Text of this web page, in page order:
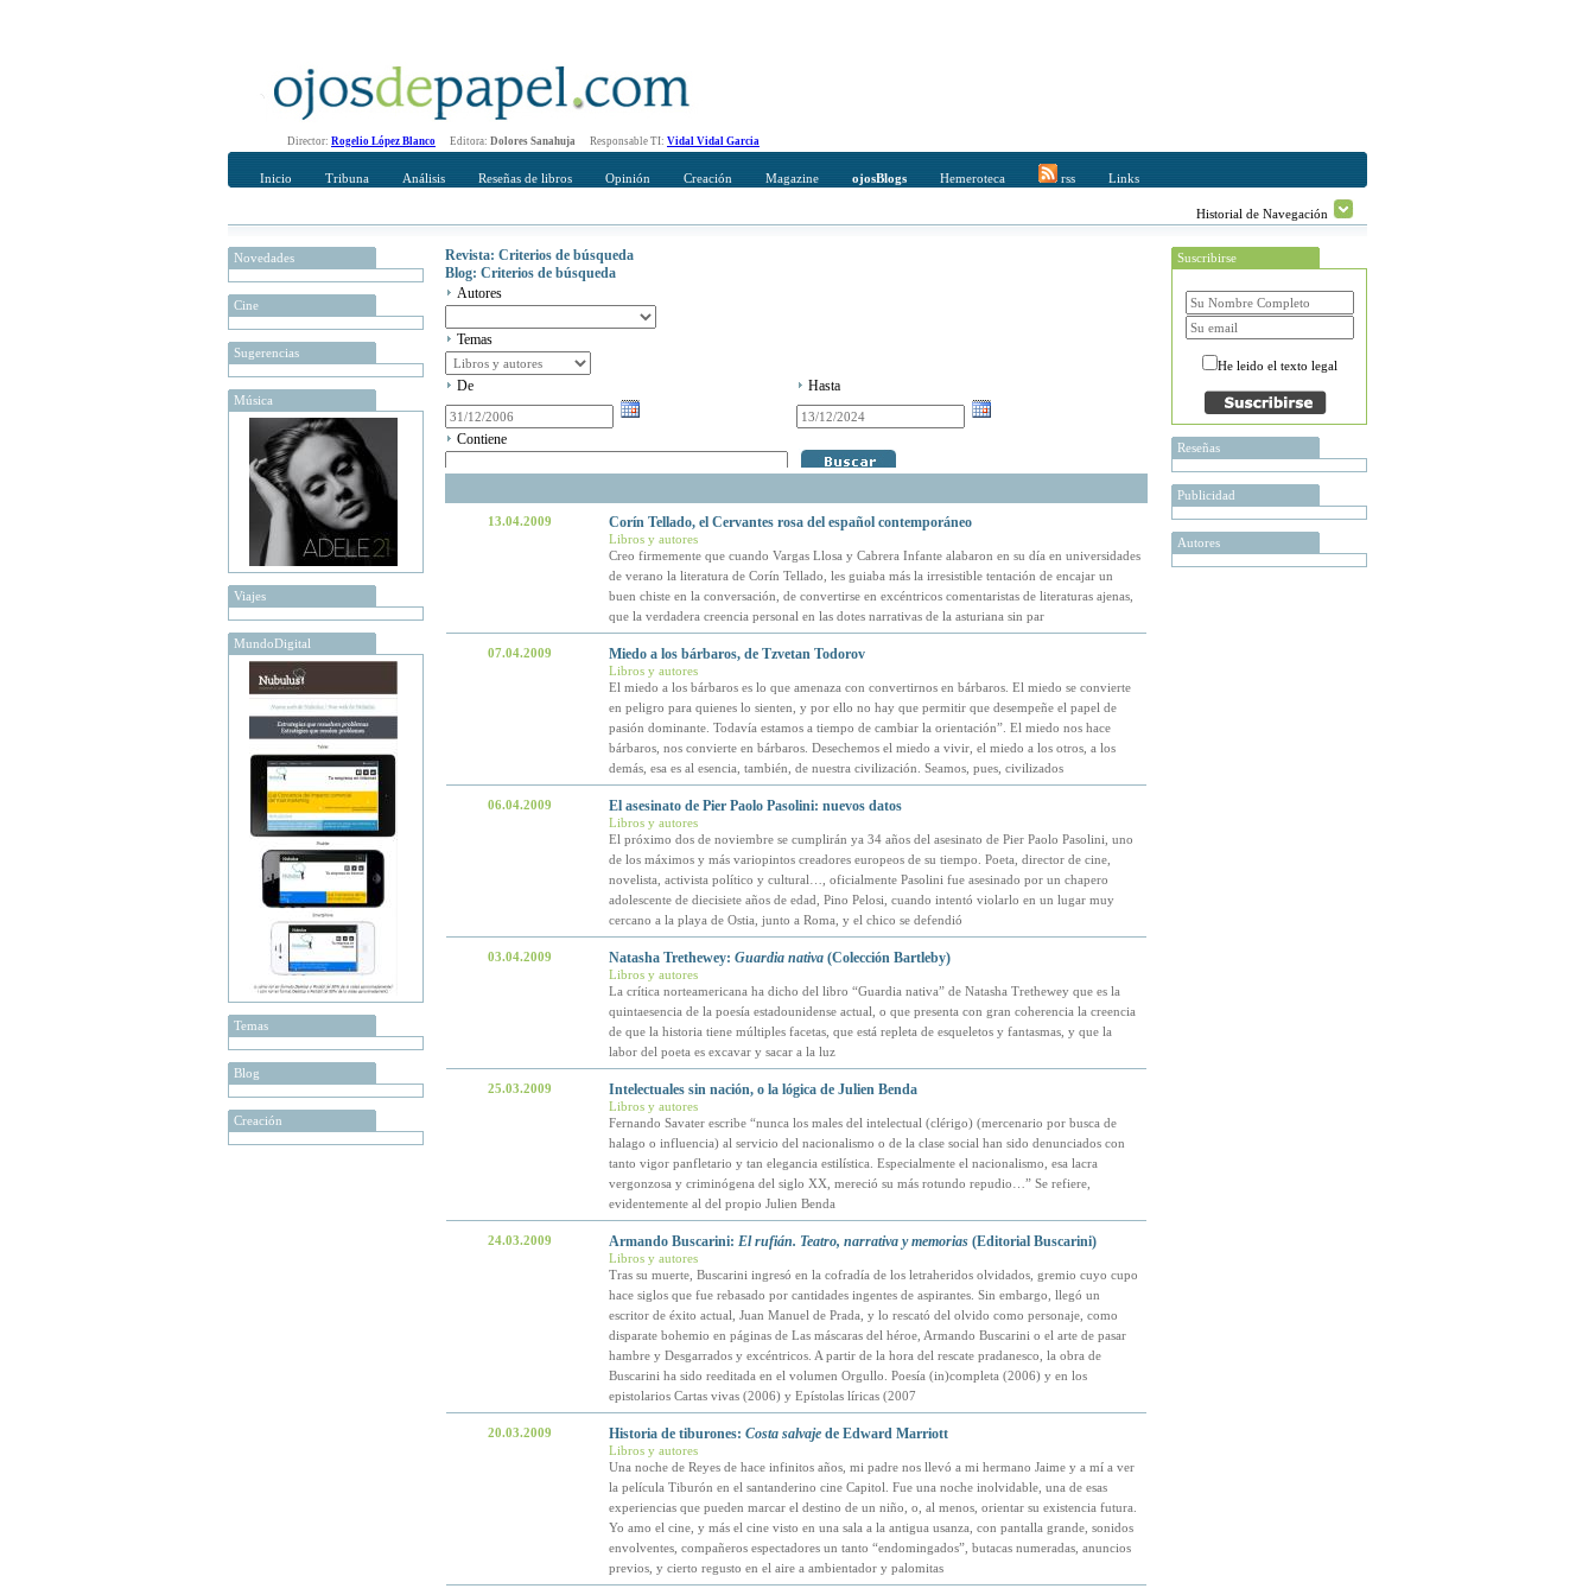
Director: Rogelio López Blanco Editora: Dolores Sanahuja Responsable TI: Vidal Vidal Garcia
Inicio Tribuna Análisis Reseñas de libros Opinión Creación Magazine ojosBlogs Hemeroteca rss Links
Historial de Navegación
Novedades
Cine
Sugerencias
Música
Viajes
MundoDigital
Temas
Blog
Creación
Revista: Criterios de búsqueda
Blog: Criterios de búsqueda
Autores
Temas
De Hasta
Contiene
13.04.2009 Corín Tellado, el Cervantes rosa del español contemporáneo
Libros y autores
Creo firmemente que cuando Vargas Llosa y Cabrera Infante alabaron en su día en universidades
de verano la literatura de Corín Tellado, les guiaba más la irresistible tentación de encajar un
buen chiste en la conversación, de convertirse en excéntricos comentaristas de literaturas ajenas,
que la verdadera creencia personal en las dotes narrativas de la asturiana sin par
07.04.2009 Miedo a los bárbaros, de Tzvetan Todorov
Libros y autores
El miedo a los bárbaros es lo que amenaza con convertirnos en bárbaros. El miedo se convierte
en peligro para quienes lo sienten, y por ello no hay que permitir que desempeñe el papel de
pasión dominante. Todavía estamos a tiempo de cambiar la orientación”. El miedo nos hace
bárbaros, nos convierte en bárbaros. Desechemos el miedo a vivir, el miedo a los otros, a los
demás, esa es al esencia, también, de nuestra civilización. Seamos, pues, civilizados
06.04.2009 El asesinato de Pier Paolo Pasolini: nuevos datos
Libros y autores
El próximo dos de noviembre se cumplirán ya 34 años del asesinato de Pier Paolo Pasolini, uno
de los máximos y más variopintos creadores europeos de su tiempo. Poeta, director de cine,
novelista, activista político y cultural…, oficialmente Pasolini fue asesinado por un chapero
adolescente de diecisiete años de edad, Pino Pelosi, cuando intentó violarlo en un lugar muy
cercano a la playa de Ostia, junto a Roma, y el chico se defendió
03.04.2009 Natasha Trethewey: Guardia nativa(Colección Bartleby)
Libros y autores
La crítica norteamericana ha dicho del libro “Guardia nativa” de Natasha Trethewey que es la
quintaesencia de la poesía estadounidense actual, o que presenta con gran coherencia la creencia
de que la historia tiene múltiples facetas, que está repleta de esqueletos y fantasmas, y que la
labor del poeta es excavar y sacar a la luz
25.03.2009 Intelectuales sin nación, o la lógica de Julien Benda
Libros y autores
Fernando Savater escribe “nunca los males del intelectual (clérigo) (mercenario por busca de
halago o influencia) al servicio del nacionalismo o de la clase social han sido denunciados con
tanto vigor panfletario y tan elegancia estilística. Especialmente el nacionalismo, esa lacra
vergonzosa y criminógena del siglo XX, mereció su más rotundo repudio…” Se refiere,
evidentemente al del propio Julien Benda
24.03.2009 Armando Buscarini: El rufián. Teatro, narrativa y memorias(Editorial Buscarini)
Libros y autores
Tras su muerte, Buscarini ingresó en la cofradía de los letraheridos olvidados, gremio cuyo cupo
hace siglos que fue rebasado por cantidades ingentes de aspirantes. Sin embargo, llegó un
escritor de éxito actual, Juan Manuel de Prada, y lo rescató del olvido como personaje, como
disparate bohemio en páginas de Las máscaras del héroe, Armando Buscarini o el arte de pasar
hambre y Desgarrados y excéntricos. A partir de la hora del rescate pradanesco, la obra de
Buscarini ha sido reeditada en el volumen Orgullo. Poesía (in)completa (2006) y en los
epistolarios Cartas vivas (2006) y Epístolas líricas (2007
20.03.2009 Historia de tiburones: Costa salvajede Edward Marriott
Libros y autores
Una noche de Reyes de hace infinitos años, mi padre nos llevó a mi hermano Jaime y a mí a ver
la película Tiburón en el santanderino cine Capitol. Fue una noche inolvidable, una de esas
experiencias que pueden marcar el destino de un niño, o, al menos, orientar su existencia futura.
Yo amo el cine, y más el cine visto en una sala a la antigua usanza, con pantalla grande, sonidos
envolventes, compañeros espectadores un tanto “endomingados”, butacas numeradas, anuncios
previos, y cierto regusto en el aire a ambientador y palomitas
Suscribirse
He leido el texto legal
Reseñas
Publicidad
Autores